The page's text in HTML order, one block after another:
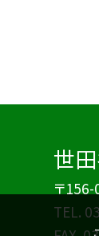
世
〒
TEL.